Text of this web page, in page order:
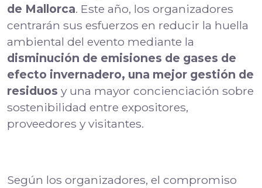
de Mallorca. Este año, los organizadores
centrarán sus esfuerzos en reducir la huella
ambiental del evento mediante la
disminución de emisiones de gases de
efecto invernadero, una mejor gestión de
residuos y una mayor concienciación sobre
sostenibilidad entre expositores,
proveedores y visitantes.
Según los organizadores, el compromiso